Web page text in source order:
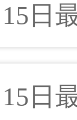
日
日